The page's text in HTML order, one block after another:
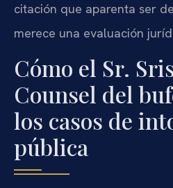
citación que aparenta ser
merece una evaluación
Cómo el Sr.
Counsel del
los casos de
pública